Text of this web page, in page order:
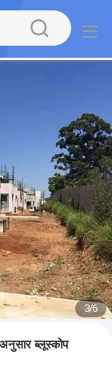
3/6
अनुसार ब्लूस्कोप